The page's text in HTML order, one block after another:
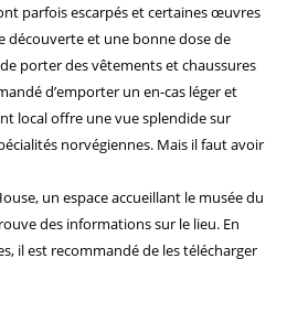
parfois escarpés et certaines œuvres
découverte et une bonne dose de
porter des vêtements et chaussures
d’emporter un en-cas léger et
local offre une vue splendide sur
norvégiennes. Mais il faut avoir
un espace accueillant le musée du
des informations sur le lieu. En
il est recommandé de les télécharger